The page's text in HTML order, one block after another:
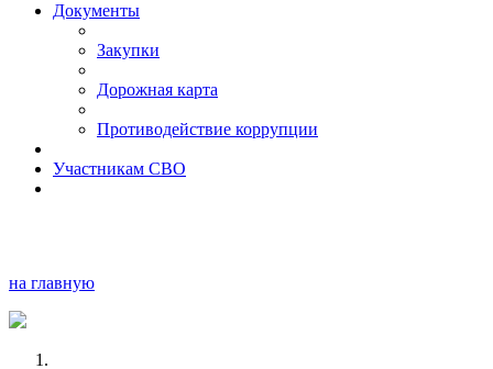
Документы
Закупки
Дорожная карта
Противодействие коррупции
Участникам СВО
на главную